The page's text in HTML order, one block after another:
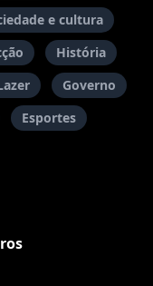
e cultura
História
Governo
Esportes